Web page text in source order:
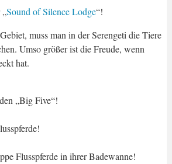
Sound of Silence Lodge“!
muss man in der Serengeti die Tiere
Umso größer ist die Freude, wenn
hat.
„Big Five“!
Flusspferde in ihrer Badewanne!